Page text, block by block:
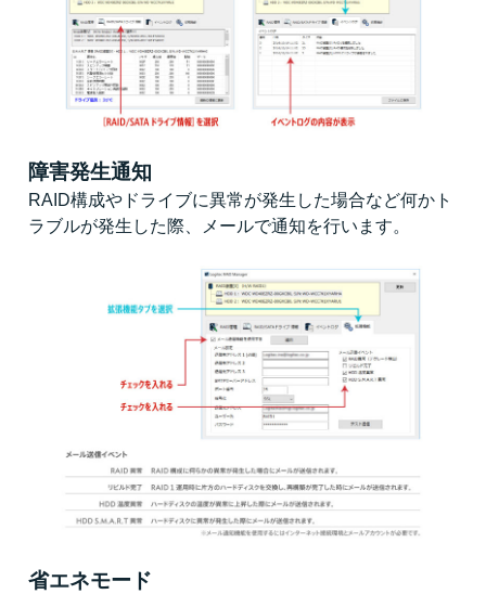
障害発生通知
RAID構成やドライブに異常が発生した場合など何かト
ラブルが発生した際、メールで通知を行います。
省エネモード